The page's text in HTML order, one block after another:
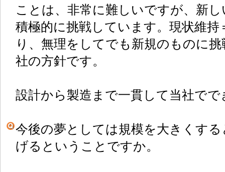
ことは、非常に難しいですが、新
積極的に挑戦しています。現状維
り、無理をしてでも新規のものに
社の方針です。
設計から製造まで一貫して当社で
今後の夢としては規模を大きくす
げるということですか。